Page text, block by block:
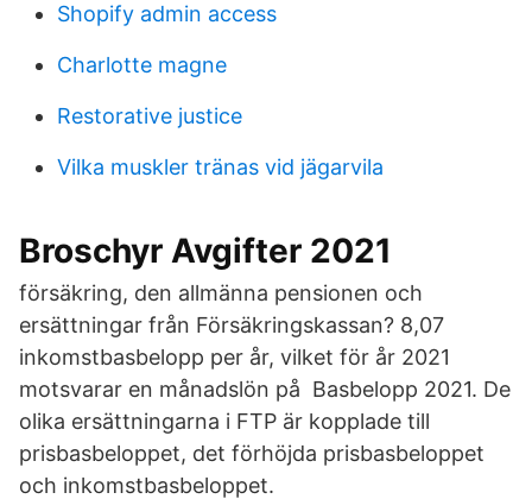
Shopify admin access
Charlotte magne
Restorative justice
Vilka muskler tränas vid jägarvila
Broschyr Avgifter 2021
försäkring, den allmänna pensionen och
ersättningar från Försäkringskassan? 8,07
inkomstbasbelopp per år, vilket för år 2021
motsvarar en månadslön på Basbelopp 2021. De
olika ersättningarna i FTP är kopplade till
prisbasbeloppet, det förhöjda prisbasbeloppet
och inkomstbasbeloppet.